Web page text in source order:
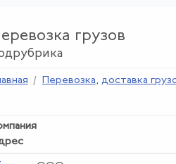
грузов
Перевозка, доставка